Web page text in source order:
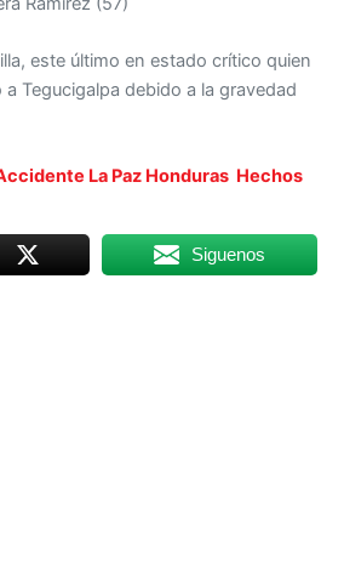
este último en estado crítico quien
Tegucigalpa debido a la gravedad
La Paz Honduras Hechos
Siguenos